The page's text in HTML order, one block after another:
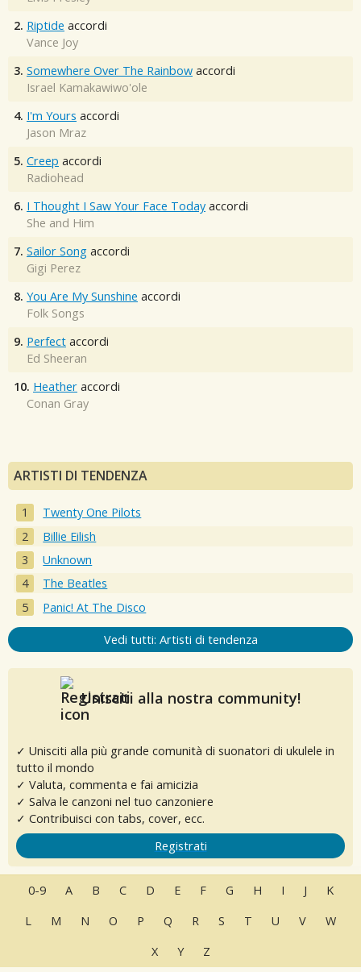
2. Riptide accordi
Vance Joy
3. Somewhere Over The Rainbow accordi
Israel Kamakawiwo'ole
4. I'm Yours accordi
Jason Mraz
5. Creep accordi
Radiohead
6. I Thought I Saw Your Face Today accordi
She and Him
7. Sailor Song accordi
Gigi Perez
8. You Are My Sunshine accordi
Folk Songs
9. Perfect accordi
Ed Sheeran
10. Heather accordi
Conan Gray
ARTISTI DI TENDENZA
Twenty One Pilots
Billie Eilish
Unknown
The Beatles
Panic! At The Disco
Vedi tutti: Artisti di tendenza
Unisciti alla nostra community!
✓ Unisciti alla più grande comunità di suonatori di ukulele in
tutto il mondo
✓ Valuta, commenta e fai amicizia
✓ Salva le canzoni nel tuo canzoniere
✓ Contribuisci con tabs, cover, ecc.
Registrati
0-9 A B C D E F G H I J
K
L
M N O P Q R S T U V
W
X
Y Z